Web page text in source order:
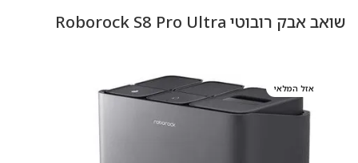
‏שואב אבק רובוטי Roborock S8 Pro Ultra
אזל המלאי